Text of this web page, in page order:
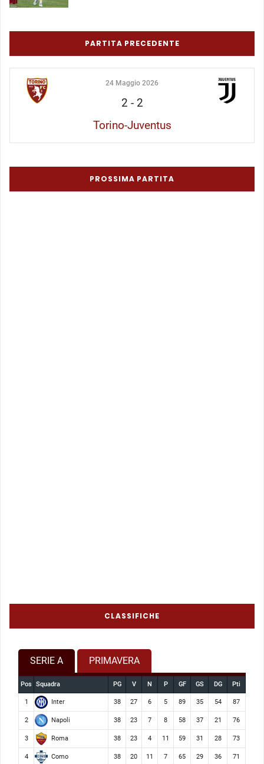
PARTITA PRECEDENTE
24 Maggio 2026
2 - 2
Torino-Juventus
PROSSIMA PARTITA
CLASSIFICHE
SERIE A PRIMAVERA
Pos Squadra PG V N P GF GS DG Pti
1 Inter 38 27 6 5 89 35 54 87
2 Napoli 38 23 7 8 58 37 21 76
3 Roma 38 23 4 11 59 31 28 73
4 Como 38 20 11 7 65 29 36 71